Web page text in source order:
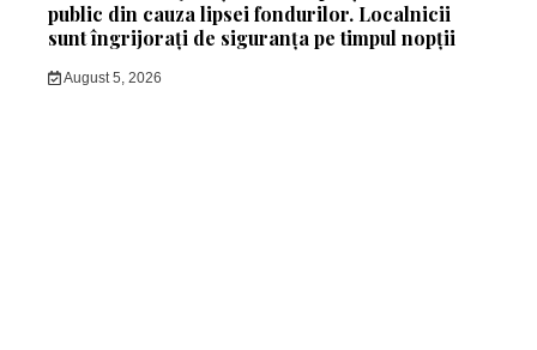
public din cauza lipsei fondurilor. Localnicii
sunt îngrijorați de siguranța pe timpul nopții
August 5, 2026